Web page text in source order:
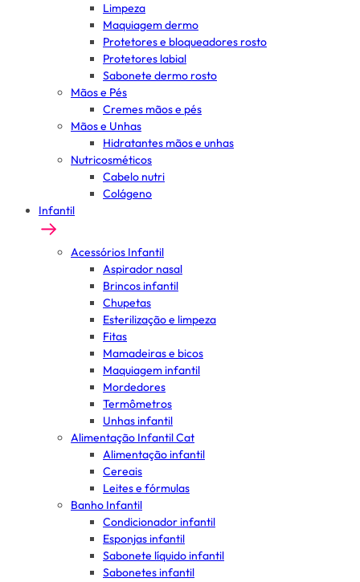
Limpeza
Maquiagem dermo
Protetores e bloqueadores rosto
Protetores labial
Sabonete dermo rosto
Mãos e Pés
Cremes mãos e pés
Mãos e Unhas
Hidratantes mãos e unhas
Nutricosméticos
Cabelo nutri
Colágeno
Infantil
Acessórios Infantil
Aspirador nasal
Brincos infantil
Chupetas
Esterilização e limpeza
Fitas
Mamadeiras e bicos
Maquiagem infantil
Mordedores
Termômetros
Unhas infantil
Alimentação Infantil Cat
Alimentação infantil
Cereais
Leites e fórmulas
Banho Infantil
Condicionador infantil
Esponjas infantil
Sabonete líquido infantil
Sabonetes infantil